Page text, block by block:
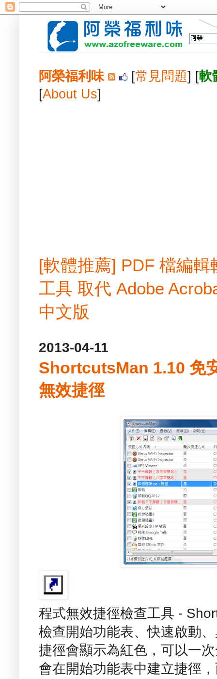
阿榮福利味 [常見問題] [軟
[About Us]
[軟體推薦] PDF 檔編
工具 取代 Adobe
中文版
2013-04-11
ShortcutsMan 1.10 免
無效捷徑
程式無效捷徑檢查工具 -
檢查開始功能表、快速啟動
捷徑會顯示為紅色，可以一
會在開始功能表中建立捷徑